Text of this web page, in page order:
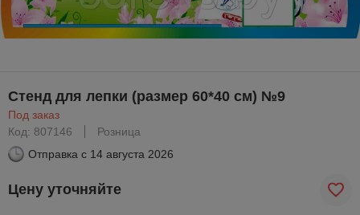
Стенд для лепки (размер 60*40 см) №9
Под заказ
Код: 807146
Розница
Отправка с 14 августа 2026
Цену уточняйте